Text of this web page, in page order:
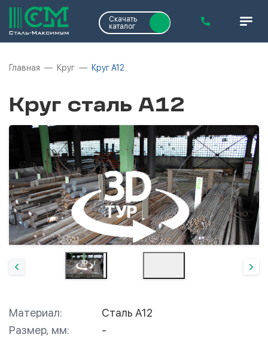
Скачать
каталог
Главная Круг Круг А12
Круг сталь А12
Материал:
Сталь А12
Размер, мм:
-